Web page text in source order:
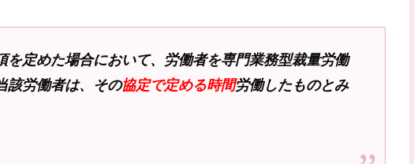
を定めた場合において、労働者を専門業務型裁量労働
該労働者は、その協定で定める時間労働したものとみ